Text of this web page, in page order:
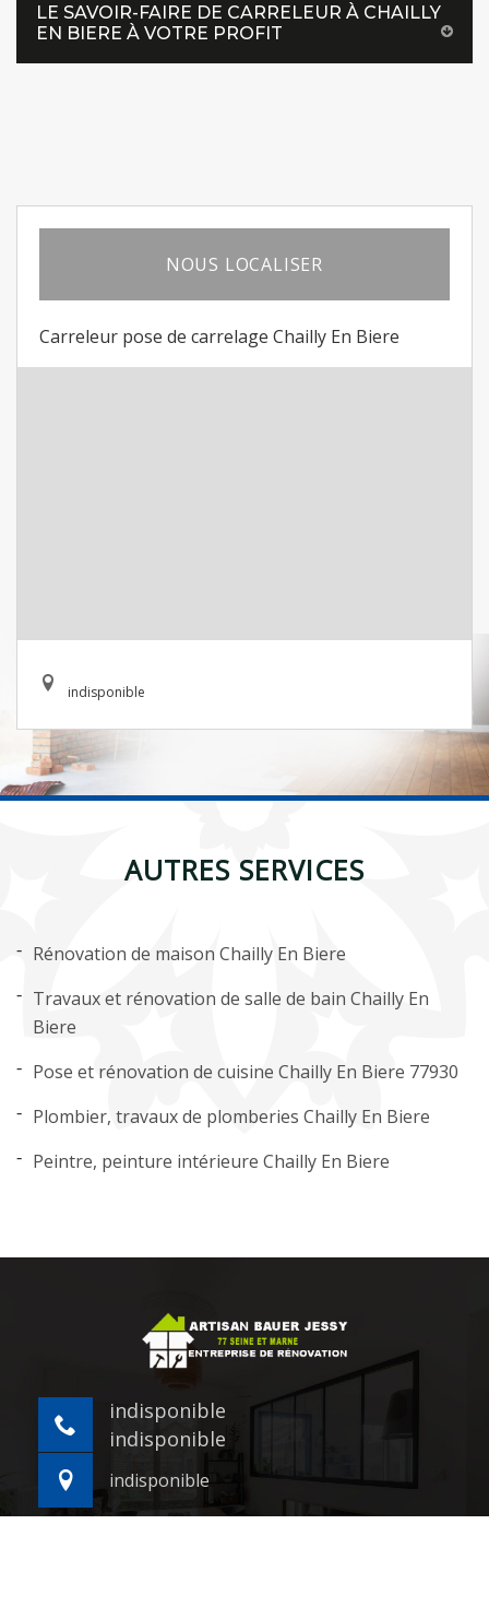
LE SAVOIR-FAIRE DE CARRELEUR À CHAILLY
EN BIERE À VOTRE PROFIT
NOUS LOCALISER
Carreleur pose de carrelage Chailly En Biere
indisponible
AUTRES SERVICES
Rénovation de maison Chailly En Biere
Travaux et rénovation de salle de bain Chailly En
Biere
Pose et rénovation de cuisine Chailly En Biere 77930
Plombier, travaux de plomberies Chailly En Biere
Peintre, peinture intérieure Chailly En Biere
indisponible
indisponible
indisponible